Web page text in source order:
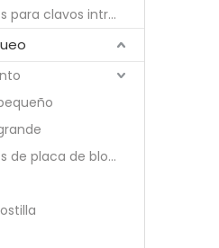
Instrumentos para clavos intramedulares
Instrumentos de placa de bloqueo